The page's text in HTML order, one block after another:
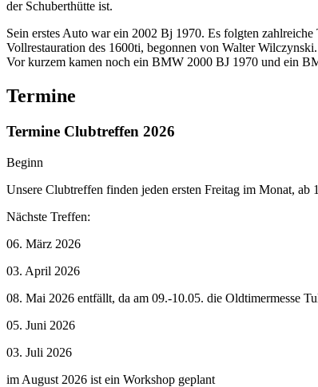
der Schuberthütte ist.
Sein erstes Auto war ein 2002 Bj 1970. Es folgten
Vollrestauration des 1600ti, begonnen von Walter
Vor kurzem kamen noch ein BMW 2000 BJ 1970 und ein
Termine
Termine Clubtreffen 2026
Beginn
Unsere Clubtreffen finden jeden ersten Freitag im Monat,
Nächste Treffen:
06. März 2026
03. April 2026
08. Mai 2026 entfällt, da am 09.-10.05. die Oldtimermesse
05. Juni 2026
03. Juli 2026
im August 2026 ist ein Workshop geplant